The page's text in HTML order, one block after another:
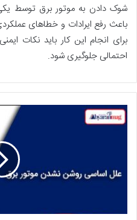
شوک دادن به موتور برق توسط
باعث رفع ایرادات و خطاهای
برای انجام این کار باید نکات
احتمالی جلوگیری شود.